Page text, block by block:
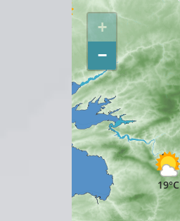
19°C
17°C
+
−